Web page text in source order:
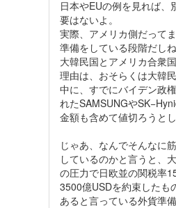
日本やEUの例を見れば
要はないよ。
実際、アメリカ側だって
準備をしている段階だしね
大韓民国とアメリカ合衆
理由は、おそらくは大韓
中に、すでにバイデン政
れたSAMSUNGや
金額も含めて値切ろうとし
じゃあ、なんでそんなに
しているのかと言うと、
の圧力で日欧並の関税率
3500億USDを約束したも
あると言っている外貨準